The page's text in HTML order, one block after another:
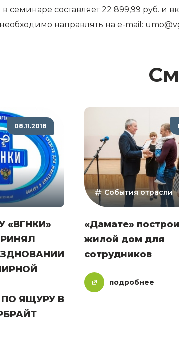
в семинаре составляет 22 899,99 руб.
направлять на е-mail:
08.11.2018
«ВГНКИ»
ЯЩУРУ В
События отрасли
«Дамате»
жилой дом для
сотрудников
подробнее